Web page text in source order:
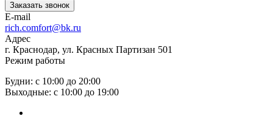
Заказать звонок
E-mail
rich.comfort@bk.ru
Адрес
г. Краснодар, ул. Красных Партизан 501
Режим работы
Будни: с 10:00 до 20:00
Выходные: с 10:00 до 19:00